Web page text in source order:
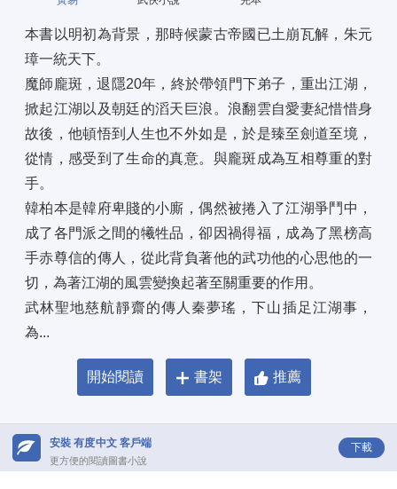
本書以明初為背景，那時候蒙古帝國已土崩瓦解，朱元
璋一統天下。
魔師龐斑，退隱20年，終於帶領門下弟子，重出江湖，
掀起江湖以及朝廷的滔天巨浪。浪翻雲自愛妻紀惜惜身
故後，他頓悟到人生也不外如是，於是臻至劍道至境，
從情，感受到了生命的真意。與龐斑成為互相尊重的對
手。
韓柏本是韓府卑賤的小廝，偶然被捲入了江湖爭鬥中，
成了各門派之間的犧牲品，卻因禍得福，成為了黑榜高
手赤尊信的傳人，從此背負著他的武功他的心思他的一
切，為著江湖的風雲變換起著至關重要的作用。
武林聖地慈航靜齋的傳人秦夢瑤，下山插足江湖事，
為...
開始閱讀 書架 推薦
安裝 有度中文 客戶端
更方便的閱讀圖書小說
下載